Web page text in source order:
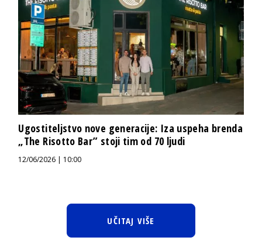
Ugostiteljstvo nove generacije: Iza uspeha brenda
„The Risotto Bar” stoji tim od 70 ljudi
12/06/2026 | 10:00
UČITAJ VIŠE